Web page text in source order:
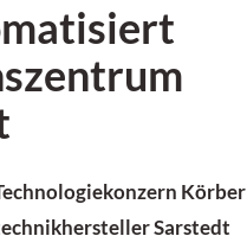
Körber
Sarstedt